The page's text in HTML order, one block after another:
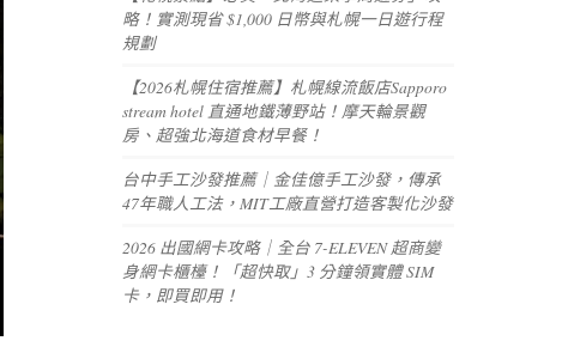
略！實測現省 $1,000 日幣與札幌一日遊行程
規劃
【2026札幌住宿推薦】札幌線流飯店Sapporo
stream hotel 直通地鐵薄野站！摩天輪景觀
房、超強北海道食材早餐！
台中手工沙發推薦｜金佳億手工沙發，傳承
47年職人工法，MIT工廠直營打造客製化沙發
2026 出國網卡攻略｜全台 7-ELEVEN 超商變
身網卡櫃檯！「超快取」3 分鐘領實體 SIM
卡，即買即用！